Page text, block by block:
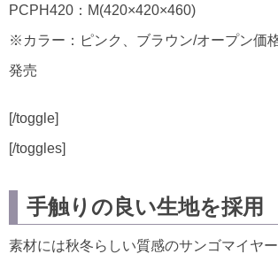
PCPH420：M(420×420×460)
※カラー：ピンク、ブラウン/オープン価
発売
[/toggle]
[/toggles]
手触りの良い生地を採用
素材には秋冬らしい質感のサンゴマイヤ